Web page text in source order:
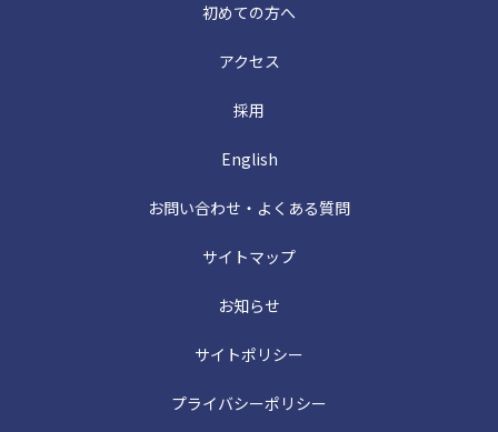
初めての方へ
アクセス
採用
English
お問い合わせ・よくある質問
サイトマップ
お知らせ
サイトポリシー
プライバシーポリシー